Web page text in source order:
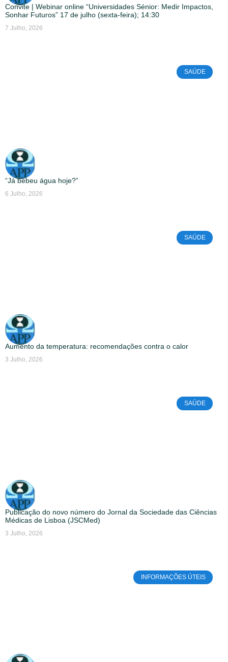
Convite | Webinar online “Universidades Sénior: Medir Impactos,
Sonhar Futuros” 17 de julho (sexta-feira); 14:30
7 Julho, 2026
SAÚDE
“Já bebeu água hoje?”
6 Julho, 2026
SAÚDE
Aumento da temperatura: recomendações contra o calor
3 Julho, 2026
SAÚDE
Publicação do novo número do Jornal da Sociedade das Ciências
Médicas de Lisboa (JSCMed)
3 Julho, 2026
INFORMAÇÕES ÚTEIS